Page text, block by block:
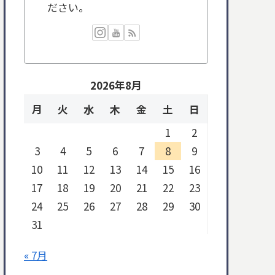
ださい。
2026年8月
月
火 水 木 金 土
日
1
2
3
4 5 6 7 8
9
10
11 12 13 14 15
16
17
18 19 20 21 22
23
24
25 26 27 28 29
30
31
« 7月